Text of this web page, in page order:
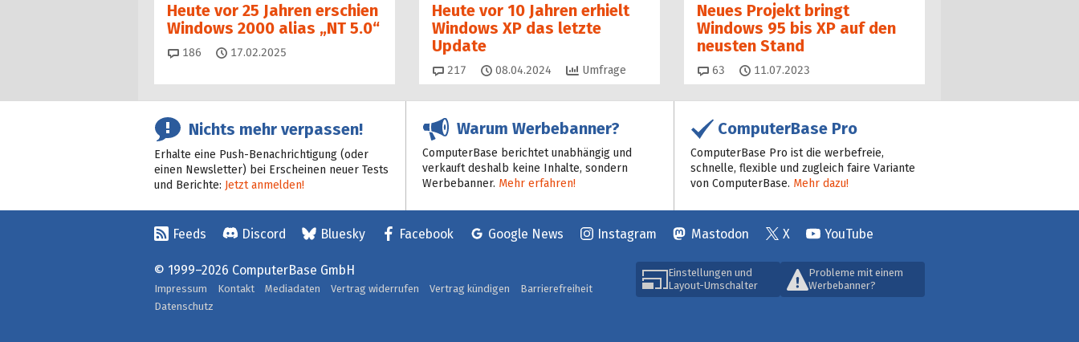
Heute vor 25 Jahren erschien
Windows 2000 alias „NT 5.0“
186 Kommentare
17.02.2025
Heute vor 10 Jahren erhielt
Windows XP das letzte
Update
217 Kommentare
08.04.2024 Umfrage
Neues Projekt bringt
Windows 95 bis XP auf den
neusten Stand
63 Kommentare
11.07.2023
Nichts mehr verpassen!
Erhalte eine Push-Benachrichtigung (oder
einen Newsletter) bei Erscheinen neuer Tests
und Berichte: Jetzt anmelden!
Warum Werbebanner?
ComputerBase berichtet unabhängig und
verkauft deshalb keine Inhalte, sondern
Werbebanner. Mehr erfahren!
ComputerBase Pro
ComputerBase Pro ist die werbefreie,
schnelle, flexible und zugleich faire Variante
von ComputerBase. Mehr dazu!
Feeds Discord Bluesky Facebook Google News Instagram Mastodon X YouTube
Einstellungen und
Layout-Umschalter
Probleme mit einem
Werbebanner?
© 1999–2026 ComputerBase GmbH
Impressum Kontakt Mediadaten Vertrag widerrufen Vertrag kündigen
Barrierefreiheit
Datenschutz